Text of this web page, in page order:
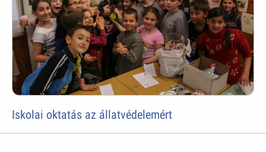
Iskolai oktatás az állatvédelemért